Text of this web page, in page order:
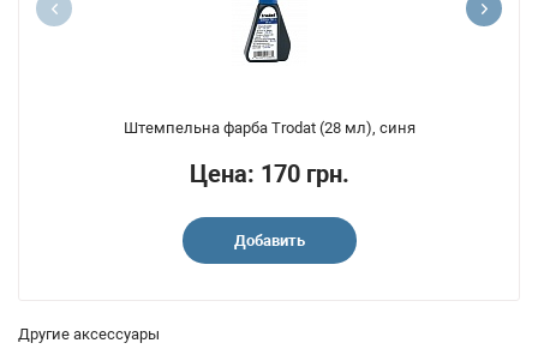
Штемпельна фарба Trodat (28 мл), синя
Цена: 170 грн.
Добавить
Другие аксессуары